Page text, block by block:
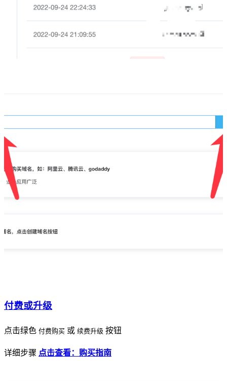
付费或升级
点击绿色 付费购买 或 续费升级 按钮
详细步骤 点击查看：购买指南